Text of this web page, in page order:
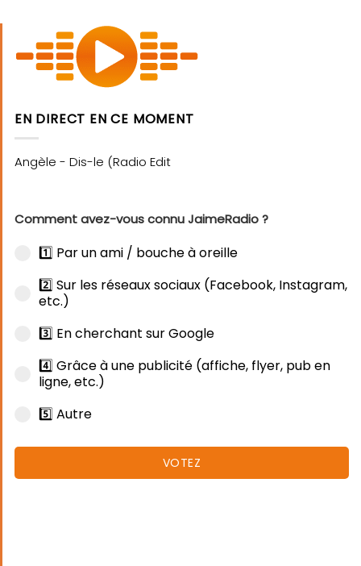
EN DIRECT EN CE MOMENT
Comment avez-vous connu JaimeRadio ?
1️⃣ Par un ami / bouche à oreille
2️⃣ Sur les réseaux sociaux (Facebook, Instagram,
etc.)
3️⃣ En cherchant sur Google
4️⃣ Grâce à une publicité (affiche, flyer, pub en
ligne, etc.)
5️⃣ Autre
VOTEZ